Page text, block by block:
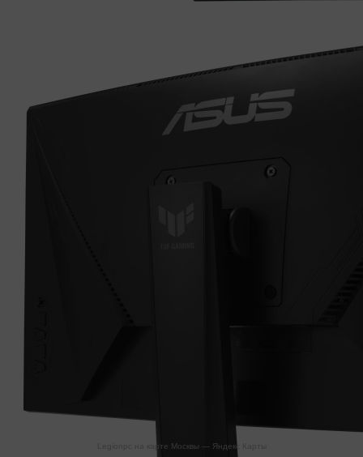
Legionpc на карте Москвы — Яндекс Карты